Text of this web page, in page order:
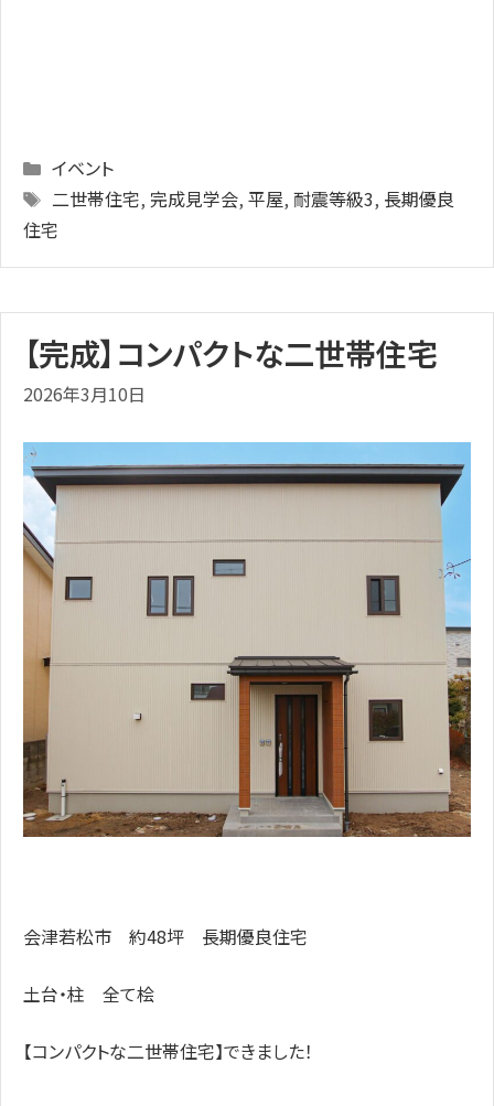
Categories
イベント
Tags
二世帯住宅, 完成見学会, 平屋, 耐震等級3, 長期優良
住宅
【完成】コンパクトな二世帯住宅
2026年3月10日
会津若松市 約48坪 長期優良住宅
土台・柱 全て桧
【コンパクトな二世帯住宅】できました！